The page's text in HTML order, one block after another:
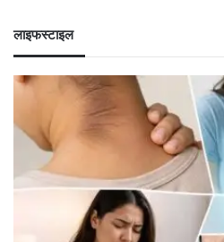
लाइफस्टाइल